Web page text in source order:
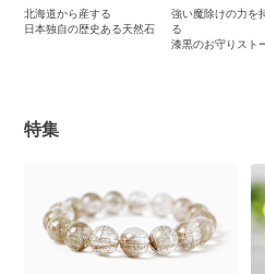
北海道から産する
日本独自の歴史ある天然石
強い魔除けの力を
る
漆黒のお守りスト
特集